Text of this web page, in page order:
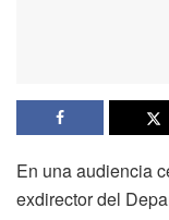
En una audiencia
exdirector del